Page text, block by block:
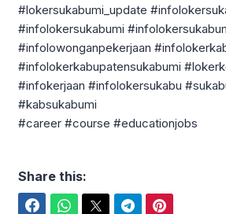
#lokersukabumi_update
#infolokersukabumi
#infolowonganpekerjaan
#infolokerkabupatensukabumi
#infokerjaan #infolokersukabu
#kabsukabumi
#career #course #educationjobs
Share this: